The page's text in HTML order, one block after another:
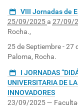
VIII Jornadas de
25/09/2025 a 27/09/
Rocha.,
25 de Septiembre - 27
Paloma, Rocha.
I JORNADAS
UNIVERSITARIA DE
INNOVADORES
23/09/2025—